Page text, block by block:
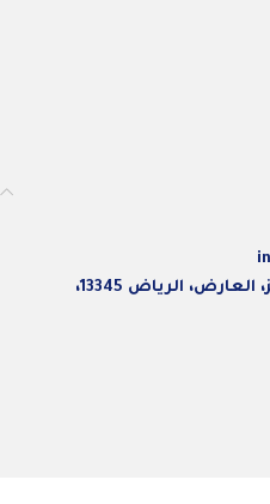
طريق الملك عبدالعزيز، العارض، الرياض 13345،